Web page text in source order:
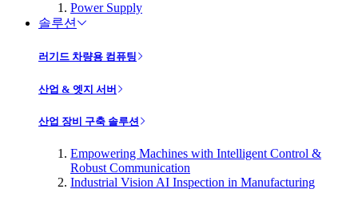
Power Supply
솔루션
러기드 차량용 컴퓨팅
산업 & 엣지 서버
산업 장비 구축 솔루션
Empowering Machines with Intelligent Control &
Robust Communication
Industrial Vision AI Inspection in Manufacturing